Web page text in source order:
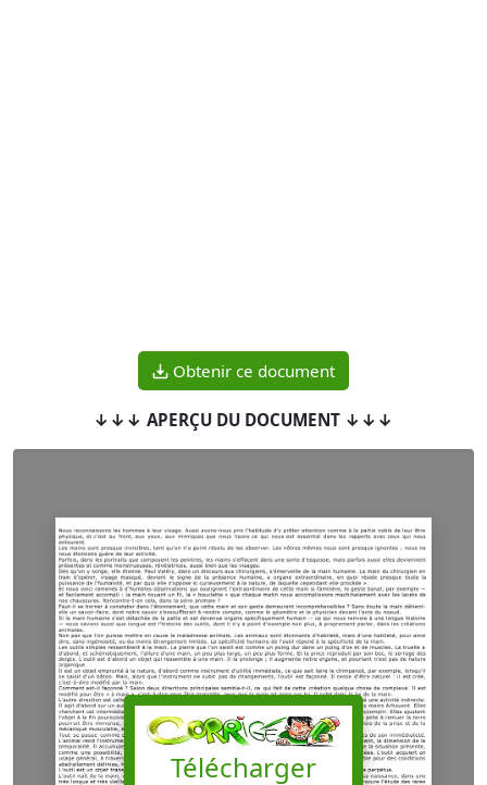
Obtenir ce document
↓↓↓ APERÇU DU DOCUMENT ↓↓↓
Télécharger